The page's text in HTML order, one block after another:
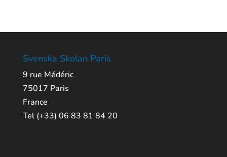
Svenska Skolan Paris
9 rue Médéric
75017 Paris
France
Tel (+33) 06 83 81 84 20